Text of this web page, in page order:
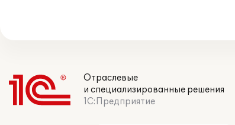
Отраслевые
и специализированные решения
1С:Предприятие